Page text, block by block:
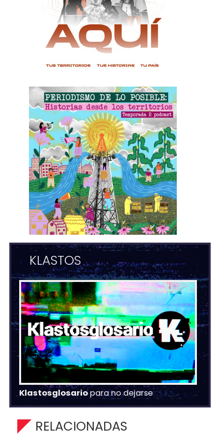
KLASTOS
Klastosglosariopara no dejarse
RELACIONADAS